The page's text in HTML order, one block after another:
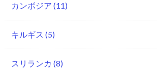
カンボジア (11)
キルギス (5)
スリランカ (8)